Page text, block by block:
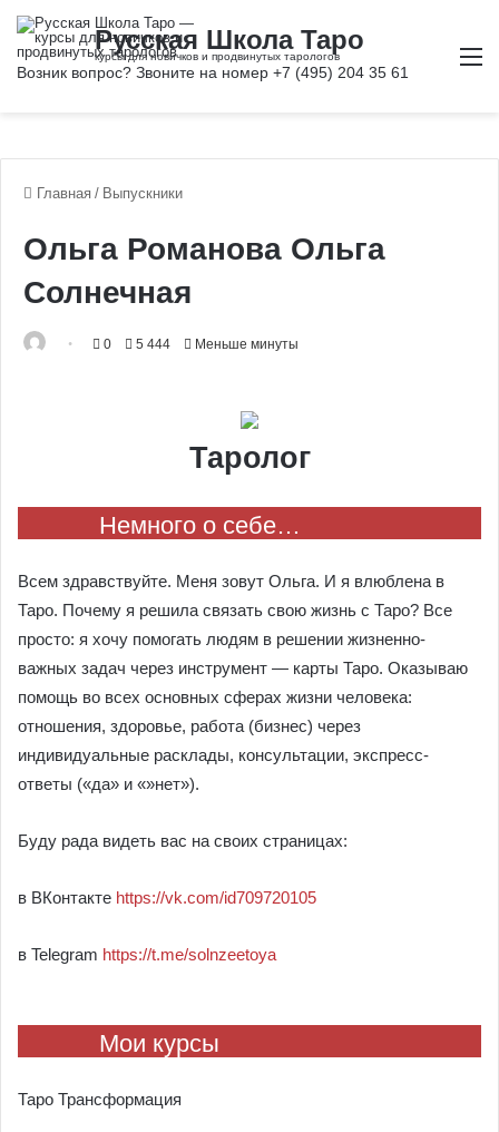
Главная / Выпускники
Ольга Романова Ольга
Солнечная
0 5 444 Меньше минуты
Таролог
Немного о себе…
Всем здравствуйте. Меня зовут Ольга. И я влюблена в
Таро. Почему я решила связать свою жизнь с Таро? Все
просто: я хочу помогать людям в решении жизненно-
важных задач через инструмент — карты Таро. Оказываю
помощь во всех основных сферах жизни человека:
отношения, здоровье, работа (бизнес) через
индивидуальные расклады, консультации, экспресс-
ответы («да» и «»нет»).
Буду рада видеть вас на своих страницах:
в ВКонтакте https://vk.com/id709720105
в Telegram https://t.me/solnzeetoya
Мои курсы
Таро Трансформация